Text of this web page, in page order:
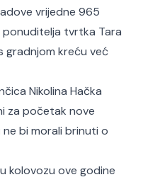
vrijedne 965
tvrtka Tara
gradnjom kreću već
Nikolina Hačka
za početak nove
bi morali brinuti o
kolovozu ove godine